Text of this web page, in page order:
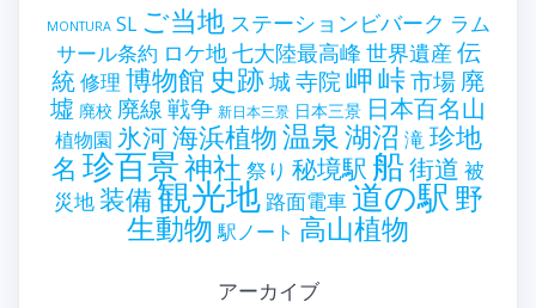
MONTURA SL ご当地 ステーションビバーク ラム
サール条約 ロケ地七大陸最高峰 世界遺産 伝
統修理 博物館 史跡城寺院岬峠市場 廃
墟 廃校 廃線戦争 新日本三景 日本三景 日本百名山
植物園 氷河海浜植物温泉湖沼 滝珍地
名 珍百景神社 祭り 秘境駅 船街道 被
災地装備観光地 路面電車道の駅 野
生動物 駅ノート 高山植物
アーカイブ